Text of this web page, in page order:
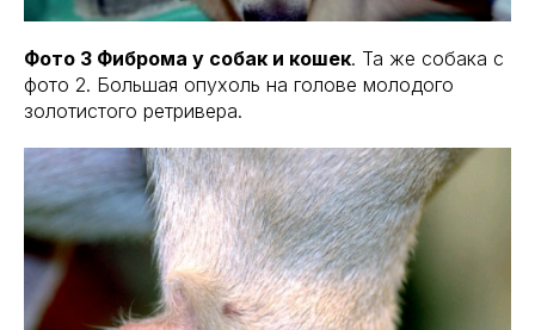
Фото 3 Фиброма у собак и кошек. Та же собака с
фото 2. Большая опухоль на голове молодого
золотистого ретривера.